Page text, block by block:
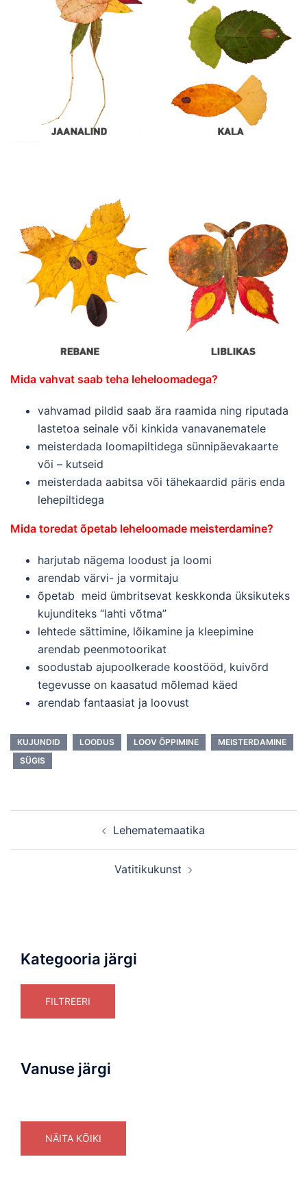
Mida vahvat saab teha leheloomadega?
vahvamad pildid saab ära raamida ning riputada
lastetoa seinale või kinkida vanavanematele
meisterdada loomapiltidega sünnipäevakaarte
või – kutseid
meisterdada aabitsa või tähekaardid päris enda
lehepiltidega
Mida toredat õpetab leheloomade meisterdamine?
harjutab nägema loodust ja loomi
arendab värvi- ja vormitaju
õpetab meid ümbritsevat keskkonda üksikuteks
kujunditeks “lahti võtma”
lehtede sättimine, lõikamine ja kleepimine
arendab peenmotoorikat
soodustab ajupoolkerade koostööd, kuivõrd
tegevusse on kaasatud mõlemad käed
arendab fantaasiat ja loovust
KUJUNDID LOODUS LOOV ÕPPIMINE
MEISTERDAMINE
SÜGIS
Lehematemaatika
Vatitikukunst
Kategooria järgi
FILTREERI
Vanuse järgi
NÄITA KÕIKI